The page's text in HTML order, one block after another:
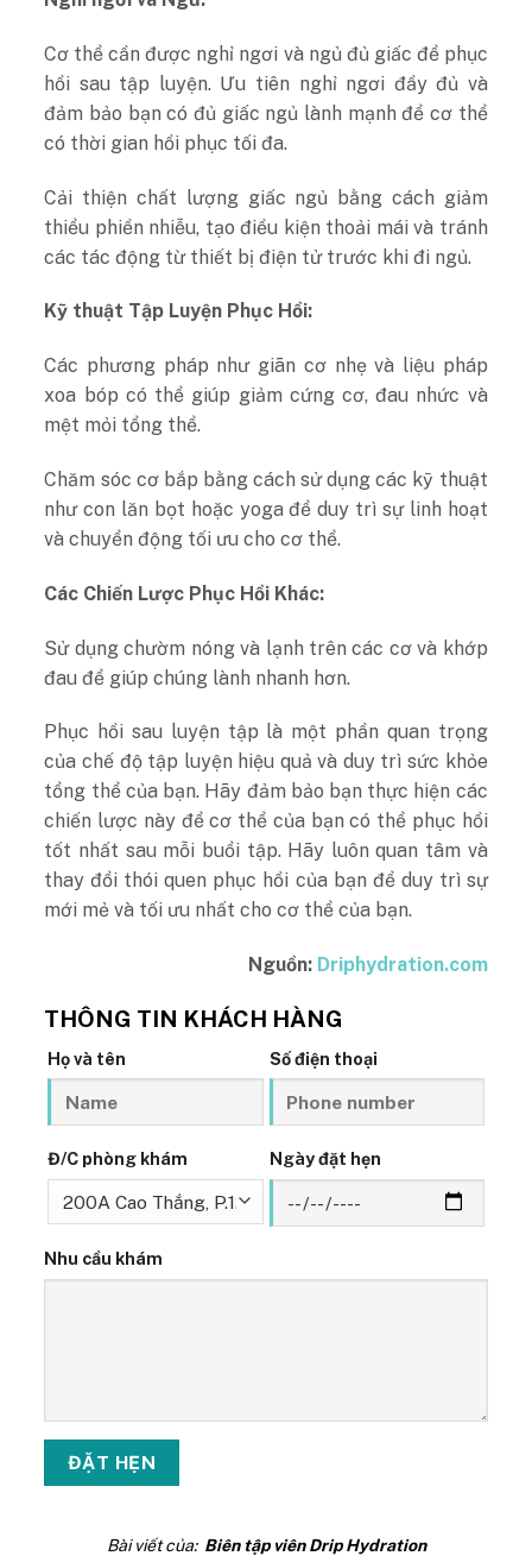
Cơ thể cần được nghỉ ngơi và ngủ đủ giấc để phục
hồi sau tập luyện. Ưu tiên nghỉ ngơi đầy đủ và
đảm bảo bạn có đủ giấc ngủ lành mạnh để cơ thể
có thời gian hồi phục tối đa.
Cải thiện chất lượng giấc ngủ bằng cách giảm
thiểu phiền nhiễu, tạo điều kiện thoải mái và tránh
các tác động từ thiết bị điện tử trước khi đi ngủ.
Kỹ thuật Tập Luyện Phục Hồi:
Các phương pháp như giãn cơ nhẹ và liệu pháp
xoa bóp có thể giúp giảm cứng cơ, đau nhức và
mệt mỏi tổng thể.
Chăm sóc cơ bắp bằng cách sử dụng các kỹ thuật
như con lăn bọt hoặc yoga để duy trì sự linh hoạt
và chuyển động tối ưu cho cơ thể.
Các Chiến Lược Phục Hồi Khác:
Sử dụng chườm nóng và lạnh trên các cơ và khớp
đau để giúp chúng lành nhanh hơn.
Phục hồi sau luyện tập là một phần quan trọng
của chế độ tập luyện hiệu quả và duy trì sức khỏe
tổng thể của bạn. Hãy đảm bảo bạn thực hiện các
chiến lược này để cơ thể của bạn có thể phục hồi
tốt nhất sau mỗi buổi tập. Hãy luôn quan tâm và
thay đổi thói quen phục hồi của bạn để duy trì sự
mới mẻ và tối ưu nhất cho cơ thể của bạn.
Nguồn: Driphydration.com
THÔNG TIN KHÁCH HÀNG
Họ và tên Số điện thoại
Đ/C phòng khám Ngày đặt hẹn
Nhu cầu khám
Bài viết của: Biên tập viên Drip Hydration